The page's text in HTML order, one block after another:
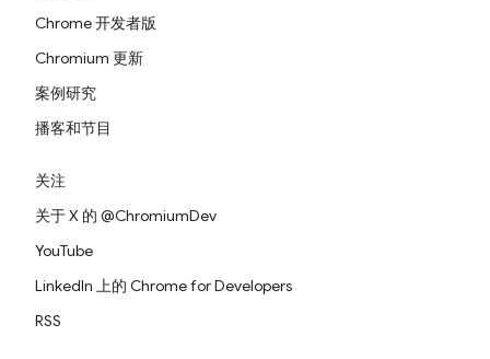
Chrome 开发者版
Chromium 更新
案例研究
播客和节目
关注
关于 X 的 @ChromiumDev
YouTube
LinkedIn 上的 Chrome for Developers
RSS